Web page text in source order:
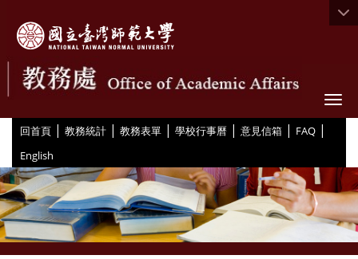
回首頁 | 教務統計 | 教務表單 | 學校行事曆 | 意見信箱 | FAQ |
English